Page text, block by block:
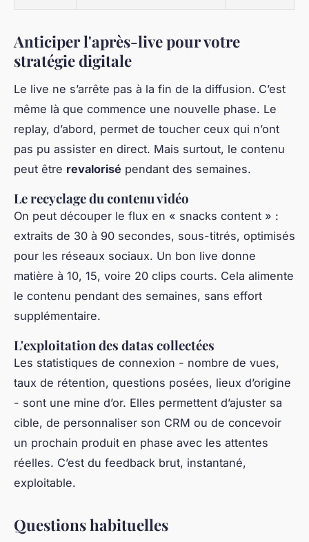
Anticiper l'après-live pour votre
stratégie digitale
Le live ne s’arrête pas à la fin de la diffusion. C’est
même là que commence une nouvelle phase. Le
replay, d’abord, permet de toucher ceux qui n’ont
pas pu assister en direct. Mais surtout, le contenu
peut être revalorisé pendant des semaines.
Le recyclage du contenu vidéo
On peut découper le flux en « snacks content » :
extraits de 30 à 90 secondes, sous-titrés, optimisés
pour les réseaux sociaux. Un bon live donne
matière à 10, 15, voire 20 clips courts. Cela alimente
le contenu pendant des semaines, sans effort
supplémentaire.
L'exploitation des datas collectées
Les statistiques de connexion - nombre de vues,
taux de rétention, questions posées, lieux d’origine
- sont une mine d’or. Elles permettent d’ajuster sa
cible, de personnaliser son CRM ou de concevoir
un prochain produit en phase avec les attentes
réelles. C’est du feedback brut, instantané,
exploitable.
Questions habituelles